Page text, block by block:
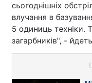
сьогоднішніх
влучання в
5 одиниць
загарбників", -